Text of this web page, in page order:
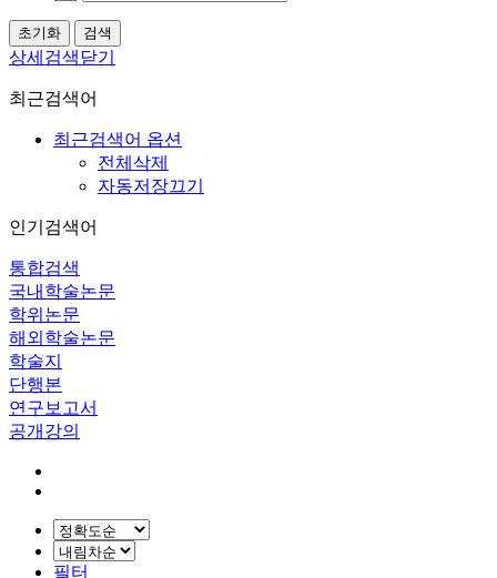
상세검색닫기
최근검색어
최근검색어 옵션
전체삭제
자동저장끄기
인기검색어
통합검색
국내학술논문
학위논문
해외학술논문
학술지
단행본
연구보고서
공개강의
필터